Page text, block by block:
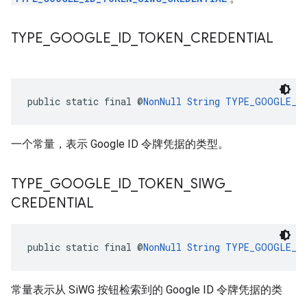
TYPE GOOGLE ID TOKEN CREDENTIAL
public static final @NonNull String
一个常量，表示 Google ID 令牌凭据的类型。
TYPE GOOGLE ID TOKEN SIWG
CREDENTIAL
public static final @NonNull String
常量表示从 SiWG 按钮检索到的 Google ID 令牌凭据的类